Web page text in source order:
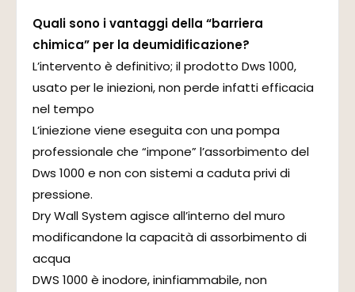
Quali sono i vantaggi della “barriera
chimica” per la deumidificazione?
L’intervento è definitivo; il prodotto Dws 1000,
usato per le iniezioni, non perde infatti efficacia
nel tempo
L’iniezione viene eseguita con una pompa
professionale che “impone” l’assorbimento del
Dws 1000 e non con sistemi a caduta privi di
pressione.
Dry Wall System agisce all’interno del muro
modificandone la capacità di assorbimento di
acqua
DWS 1000 è inodore, ininfiammabile, non